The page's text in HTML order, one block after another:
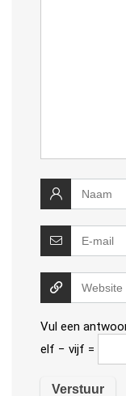
Vul een
elf − vijf =